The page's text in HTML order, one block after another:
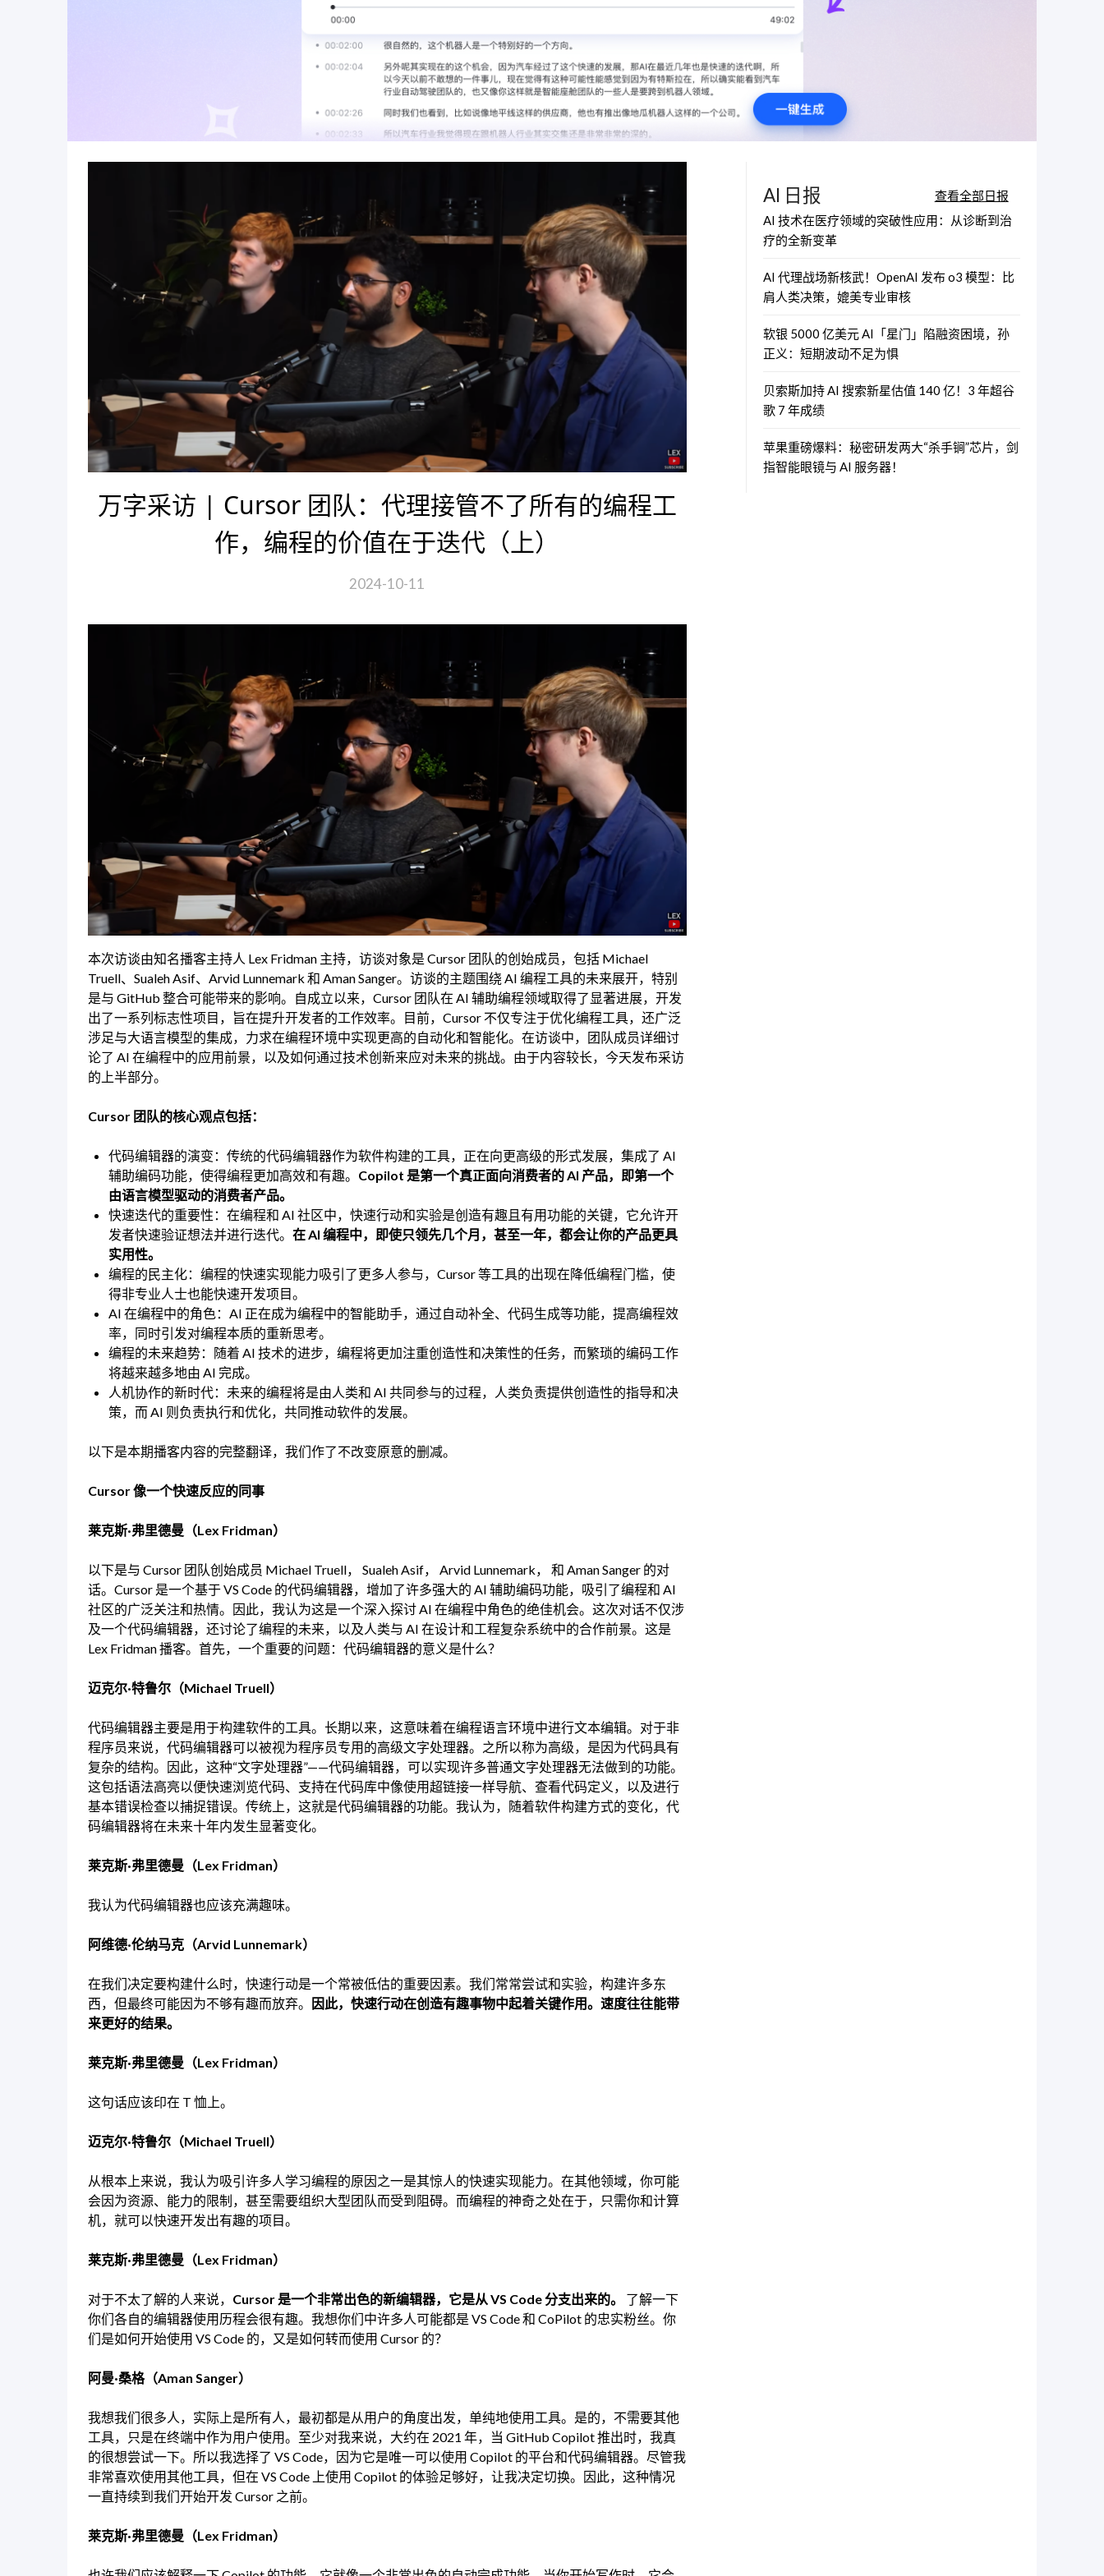
万字采访 | Cursor 团队：代理接管不了所有的编程工
作，编程的价值在于迭代（上）
2024-10-11
本次访谈由知名播客主持人 Lex Fridman 主持，访谈对象是 Cursor 团队的创始成员，包括 Michael
Truell、Sualeh Asif、Arvid Lunnemark 和 Aman Sanger。访谈的主题围绕 AI 编程工具的未来展开，特别
是与 GitHub 整合可能带来的影响。自成立以来，Cursor 团队在 AI 辅助编程领域取得了显著进展，开发
出了一系列标志性项目，旨在提升开发者的工作效率。目前，Cursor 不仅专注于优化编程工具，还广泛
涉足与大语言模型的集成，力求在编程环境中实现更高的自动化和智能化。在访谈中，团队成员详细讨
论了 AI 在编程中的应用前景，以及如何通过技术创新来应对未来的挑战。由于内容较长，今天发布采访
的上半部分。
Cursor 团队的核心观点包括：
代码编辑器的演变：传统的代码编辑器作为软件构建的工具，正在向更高级的形式发展，集成了 AI
辅助编码功能，使得编程更加高效和有趣。 Copilot 是第一个真正面向消费者的 AI 产品，即第一个
由语言模型驱动的消费者产品。
快速迭代的重要性：在编程和 AI 社区中，快速行动和实验是创造有趣且有用功能的关键，它允许开
发者快速验证想法并进行迭代。 在 AI 编程中，即使只领先几个月，甚至一年，都会让你的产品更具
实用性。
编程的民主化：编程的快速实现能力吸引了更多人参与，Cursor 等工具的出现在降低编程门槛，使
得非专业人士也能快速开发项目。
AI 在编程中的角色：AI 正在成为编程中的智能助手，通过自动补全、代码生成等功能，提高编程效
率，同时引发对编程本质的重新思考。
编程的未来趋势：随着 AI 技术的进步，编程将更加注重创造性和决策性的任务，而繁琐的编码工作
将越来越多地由 AI 完成。
人机协作的新时代：未来的编程将是由人类和 AI 共同参与的过程，人类负责提供创造性的指导和决
策，而 AI 则负责执行和优化，共同推动软件的发展。
以下是本期播客内容的完整翻译，我们作了不改变原意的删减。
Cursor 像一个快速反应的同事
莱克斯·弗里德曼（Lex Fridman）
以下是与 Cursor 团队创始成员 Michael Truell， Sualeh Asif， Arvid Lunnemark， 和 Aman Sanger 的对
话。Cursor 是一个基于 VS Code 的代码编辑器，增加了许多强大的 AI 辅助编码功能，吸引了编程和 AI
社区的广泛关注和热情。因此，我认为这是一个深入探讨 AI 在编程中角色的绝佳机会。这次对话不仅涉
及一个代码编辑器，还讨论了编程的未来，以及人类与 AI 在设计和工程复杂系统中的合作前景。这是
Lex Fridman 播客。首先，一个重要的问题：代码编辑器的意义是什么？
迈克尔·特鲁尔（Michael Truell）
代码编辑器主要是用于构建软件的工具。长期以来，这意味着在编程语言环境中进行文本编辑。对于非
程序员来说，代码编辑器可以被视为程序员专用的高级文字处理器。之所以称为高级，是因为代码具有
复杂的结构。因此，这种“文字处理器”——代码编辑器，可以实现许多普通文字处理器无法做到的功能。
这包括语法高亮以便快速浏览代码、支持在代码库中像使用超链接一样导航、查看代码定义，以及进行
基本错误检查以捕捉错误。传统上，这就是代码编辑器的功能。我认为，随着软件构建方式的变化，代
码编辑器将在未来十年内发生显著变化。
莱克斯·弗里德曼（Lex Fridman）
我认为代码编辑器也应该充满趣味。
阿维德·伦纳马克（Arvid Lunnemark）
在我们决定要构建什么时，快速行动是一个常被低估的重要因素。我们常常尝试和实验，构建许多东
西，但最终可能因为不够有趣而放弃。 因此，快速行动在创造有趣事物中起着关键作用。速度往往能带
来更好的结果。
莱克斯·弗里德曼（Lex Fridman）
这句话应该印在 T 恤上。
迈克尔·特鲁尔（Michael Truell）
从根本上来说，我认为吸引许多人学习编程的原因之一是其惊人的快速实现能力。在其他领域，你可能
会因为资源、能力的限制，甚至需要组织大型团队而受到阻碍。而编程的神奇之处在于，只需你和计算
机，就可以快速开发出有趣的项目。
莱克斯·弗里德曼（Lex Fridman）
对于不太了解的人来说， Cursor 是一个非常出色的新编辑器，它是从 VS Code 分支出来的。
了解一下
你们各自的编辑器使用历程会很有趣。我想你们中许多人可能都是 VS Code 和 CoPilot 的忠实粉丝。你
们是如何开始使用 VS Code 的，又是如何转而使用 Cursor 的？
阿曼·桑格（Aman Sanger）
我想我们很多人，实际上是所有人，最初都是从用户的角度出发，单纯地使用工具。是的，不需要其他
工具，只是在终端中作为用户使用。至少对我来说，大约在 2021 年，当 GitHub Copilot 推出时，我真
的很想尝试一下。所以我选择了 VS Code，因为它是唯一可以使用 Copilot 的平台和代码编辑器。尽管我
非常喜欢使用其他工具，但在 VS Code 上使用 Copilot 的体验足够好，让我决定切换。因此，这种情况
一直持续到我们开始开发 Cursor 之前。
莱克斯·弗里德曼（Lex Fridman）
AI 日报
查看全部日报
AI 技术在医疗领域的突破性应用：从诊断到治
疗的全新变革
AI 代理战场新核武！OpenAI 发布 o3 模型：比
肩人类决策，媲美专业审核
软银 5000 亿美元 AI「星门」陷融资困境，孙
正义：短期波动不足为惧
贝索斯加持 AI 搜索新星估值 140 亿！3 年超谷
歌 7 年成绩
苹果重磅爆料：秘密研发两大“杀手锏”芯片，剑
指智能眼镜与 AI 服务器！